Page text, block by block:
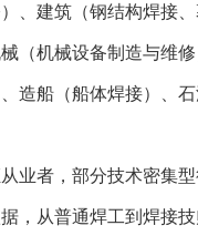
、建筑（钢结构焊接
（机械设备制造与维
造船（船体焊接）、
业者，部分技术密集
，从普通焊工到焊接